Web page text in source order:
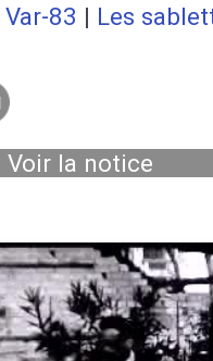
Var-83 | Les
Voir la notice